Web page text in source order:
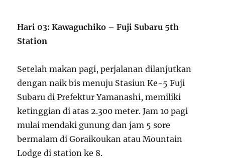
Hari 03: Kawaguchiko – Fuji Subaru 5th
Station
Setelah makan pagi, perjalanan dilanjutkan
dengan naik bis menuju Stasiun Ke-5 Fuji
Subaru di Prefektur Yamanashi, memiliki
ketinggian di atas 2.300 meter. Jam 10 pagi
mulai mendaki gunung dan jam 5 sore
bermalam di Goraikoukan atau Mountain
Lodge di station ke 8.